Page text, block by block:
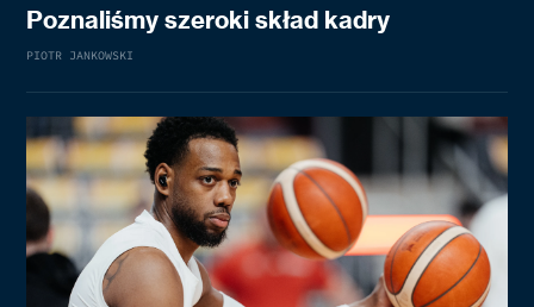
Poznaliśmy szeroki skład kadry
PIOTR JANKOWSKI